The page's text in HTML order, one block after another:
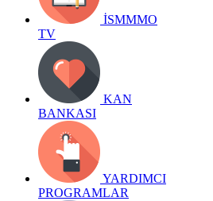
İSMMMO
TV
KAN
BANKASI
YARDIMCI
PROGRAMLAR